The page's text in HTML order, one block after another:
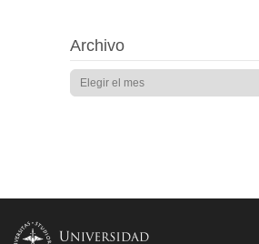
Archivo